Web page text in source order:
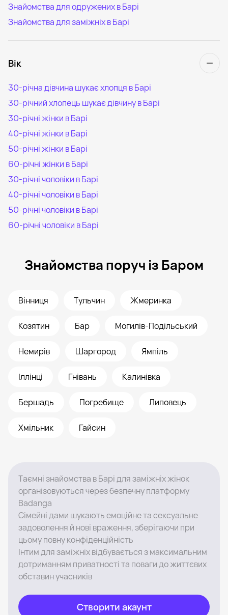
Знайомства для одружених в Барі
Знайомства для заміжніх в Барі
Вік
30-річна дівчина шукає хлопця в Барі
30-річний хлопець шукає дівчину в Барі
30-річні жінки в Барі
40-річні жінки в Барі
50-річні жінки в Барі
60-річні жінки в Барі
30-річні чоловіки в Барі
40-річні чоловіки в Барі
50-річні чоловіки в Барі
60-річні чоловіки в Барі
Знайомства поруч із Баром
Вінниця Тульчин Жмеринка
Козятин Бар Могилів-Подільський
Немирів Шаргород Ямпіль
Іллінці Гнівань Калинівка
Бершадь Погребище Липовець
Хмільник Гайсин
Таємні знайомства в Барі для заміжніх жінок
організовуються через безпечну платформу
Badanga
Сімейні дами шукають емоційне та сексуальне
задоволення й нові враження, зберігаючи при
цьому повну конфіденційність
Інтим для заміжніх відбувається з максимальним
дотриманням приватності та поваги до життєвих
обставин учасників
Створити акаунт